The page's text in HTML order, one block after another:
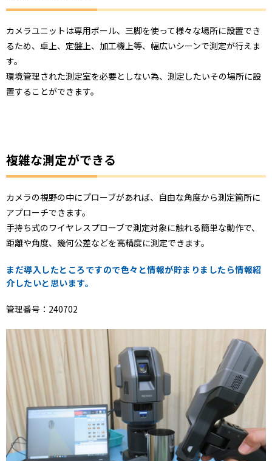
カメラユニットは専用ポール、三脚を使って様々な場所に設置でき
るため、卓上、定盤上、加工機上等、幅広いシーンで測定が行えま
す。
環境管理された測定室を必要としない為、測定したいその場所に設
置することができます。
複雑な測定ができる
カメラの視野の中にプローブがあれば、自由な角度から測定箇所に
アプローチできます。
手持ち式のワイヤレスプローブで測定対象に触れる簡単な動作で、
距離や角度、幾何公差などを高精度に測定できます。
まだ導入したところですので色々と情報が貯まりましたら情報紹
介したいと思います。
管理番号：240702